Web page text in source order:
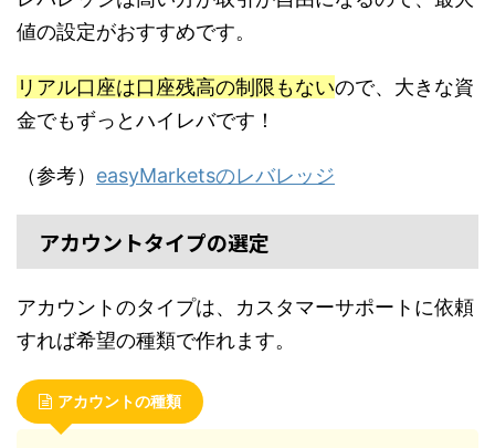
値の設定がおすすめです。
リアル口座は口座残高の制限もないので、大きな資
金でもずっとハイレバです！
（参考） easyMarketsのレバレッジ
アカウントタイプの選定
アカウントのタイプは、カスタマーサポートに依頼
すれば希望の種類で作れます。
アカウントの種類